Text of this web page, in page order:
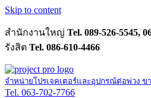
Skip to content
สำนักงานใหญ่ Tel. 089-526-5545,
รังสิต Tel. 086-610-4466
จำหน่ายโปรเจคเตอร์และอุปกรณ์ต่อพ่วง ข
Tel. 063-702-7766